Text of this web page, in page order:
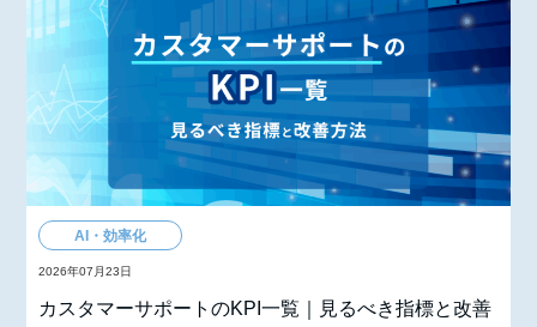
AI・効率化
2026年07月23日
カスタマーサポートのKPI一覧｜見るべき指標と改善